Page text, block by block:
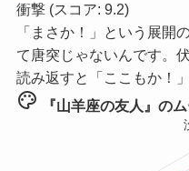
衝撃 (スコア: 9.2)
「まさか！」という展開
て唐突じゃないんです。
読み返すと「ここもか！
palette 『山羊座の友人』の